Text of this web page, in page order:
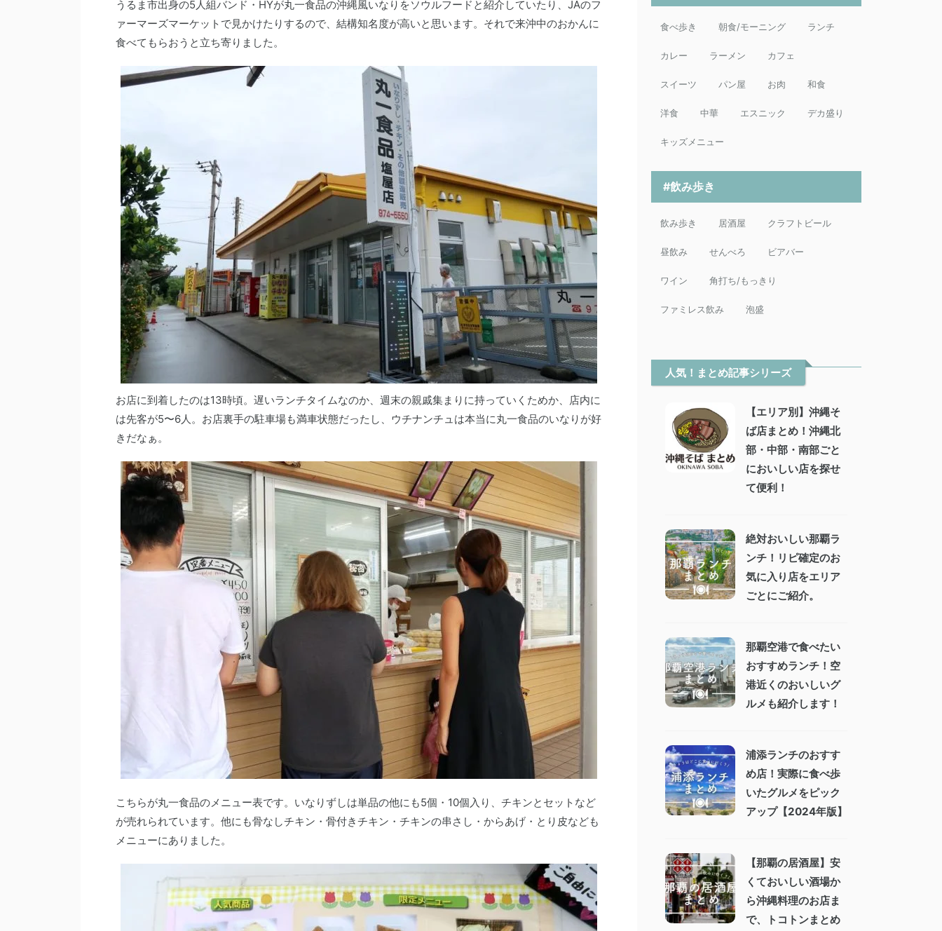
うるま市出身の5人組バンド・HYが丸一食品の沖縄風いなりをソウルフードと紹介していたり、JAのフ
ァーマーズマーケットで見かけたりするので、結構知名度が高いと思います。それで来沖中のおかんに
食べてもらおうと立ち寄りました。
お店に到着したのは13時頃。遅いランチタイムなのか、週末の親戚集まりに持っていくためか、店内に
は先客が5〜6人。お店裏手の駐車場も満車状態だったし、ウチナンチュは本当に丸一食品のいなりが好
きだなぁ。
こちらが丸一食品のメニュー表です。いなりずしは単品の他にも5個・10個入り、チキンとセットなど
が売れられています。他にも骨なしチキン・骨付きチキン・チキンの串さし・からあげ・とり皮なども
メニューにありました。
食べ歩き 朝食/モーニング ランチ
カレー ラーメン カフェ
スイーツ パン屋 お肉 和食
洋食 中華 エスニック デカ盛り
キッズメニュー
#飲み歩き
飲み歩き 居酒屋 クラフトビール
昼飲み せんべろ ビアバー
ワイン 角打ち/もっきり
ファミレス飲み 泡盛
人気！まとめ記事シリーズ
【エリア別】沖縄そ
ば店まとめ！沖縄北
部・中部・南部ごと
においしい店を探せ
て便利！
絶対おいしい那覇ラ
ンチ！リピ確定のお
気に入り店をエリア
ごとにご紹介。
那覇空港で食べたい
おすすめランチ！空
港近くのおいしいグ
ルメも紹介します！
浦添ランチのおすす
め店！実際に食べ歩
いたグルメをピック
アップ【2024年版】
【那覇の居酒屋】安
くておいしい酒場か
ら沖縄料理のお店ま
で、トコトンまとめ